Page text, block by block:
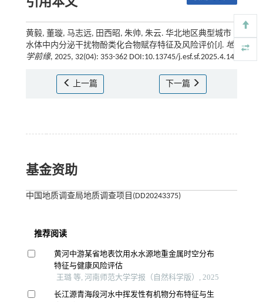
黄毅, 董璇, 马志远, 田西昭, 朱帅, 朱云. 华北地区典型城市
水体中内分泌干扰物酚类化合物赋存特征及风险评价[J]. 地
学前缘, 2025, 32(04): 353-362 DOI:10.13745/j.esf.sf.2025.4.14
上一篇 下一篇
基金资助
中国地质调查局地质调查项目(DD20243375)